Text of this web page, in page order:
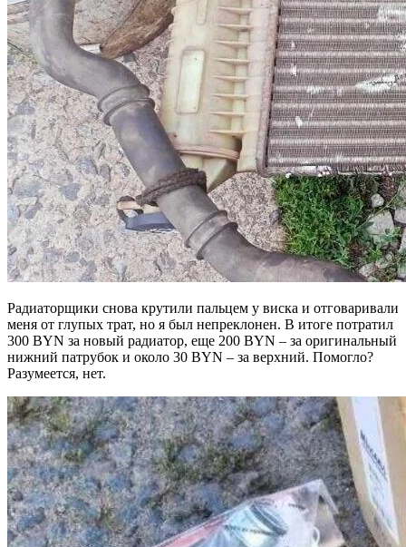
Радиаторщики снова крутили пальцем у виска и отговаривали
меня от глупых трат, но я был непреклонен. В итоге потратил
300 BYN за новый радиатор, еще 200 BYN – за оригинальный
нижний патрубок и около 30 BYN – за верхний. Помогло?
Разумеется, нет.